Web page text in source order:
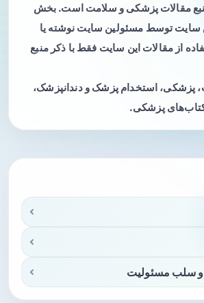
مقالات پزشکی و سلامت است. بخش
سایت توسط مسئولین سایت نوشته یا
از مقالات این سایت فقط با ذکر منبع
پزشکی، استخدام پزشک و دندانپزشک،
سلب مسئولیت